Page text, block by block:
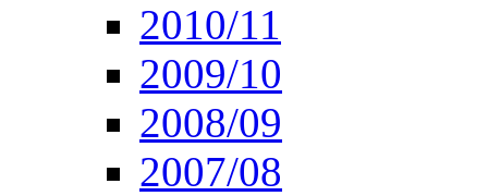
2010/11
2009/10
2008/09
2007/08